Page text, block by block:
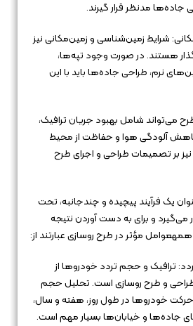
جاده‌ها مدنظر قرار گیرند.
شرایط زمین‌شناسی و زمین‌مکانی نیز
هستند. در صورت وجود تپه‌ها،
نرم، طراحی جاده‌ها باید با این
می‌تواند شامل بهبود جریان ترافیک،
کاهش آلودگی هوا و حفاظت از محیط
بر تصمیمات طراحی و اجرای طرح
یک فرآیند پیچیده و چندجانبه، تحت
می‌گیرد و برای به دست آوردن نتیجه
مؤثر در طرح روسازی عبارتند از:
ترافیک و حجم تردد خودروها از
و طرح روسازی است. تحلیل حجم
خودروها در طول روز، هفته و سال،
جاده‌ها و خیابان‌ها بسیار مهم است.